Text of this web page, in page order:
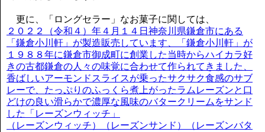
更に、「ロングセラー」なお菓子に関しては、
２０２２（令和４）年４月１４日神奈川県鎌倉市にある
「鎌倉小川軒」が製造販売しています、「鎌倉小川軒」が
１９８８年に鎌倉市御成町に創業した当時からハイカラ好
きの古都鎌倉の人々の味覚に合わせて作られてきました、
香ばしいアーモンドスライスが乗ったサクサク食感のサブ
レーで、たっぷりのふっくら煮上がったラムレーズンと口
どけの良い滑らかで濃厚な風味のバタークリームをサンド
した「レーズンウィッチ」
（レーズンウィッチ）（レーズンサンド）（レーズンバタ